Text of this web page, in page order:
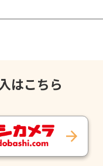
はこちら